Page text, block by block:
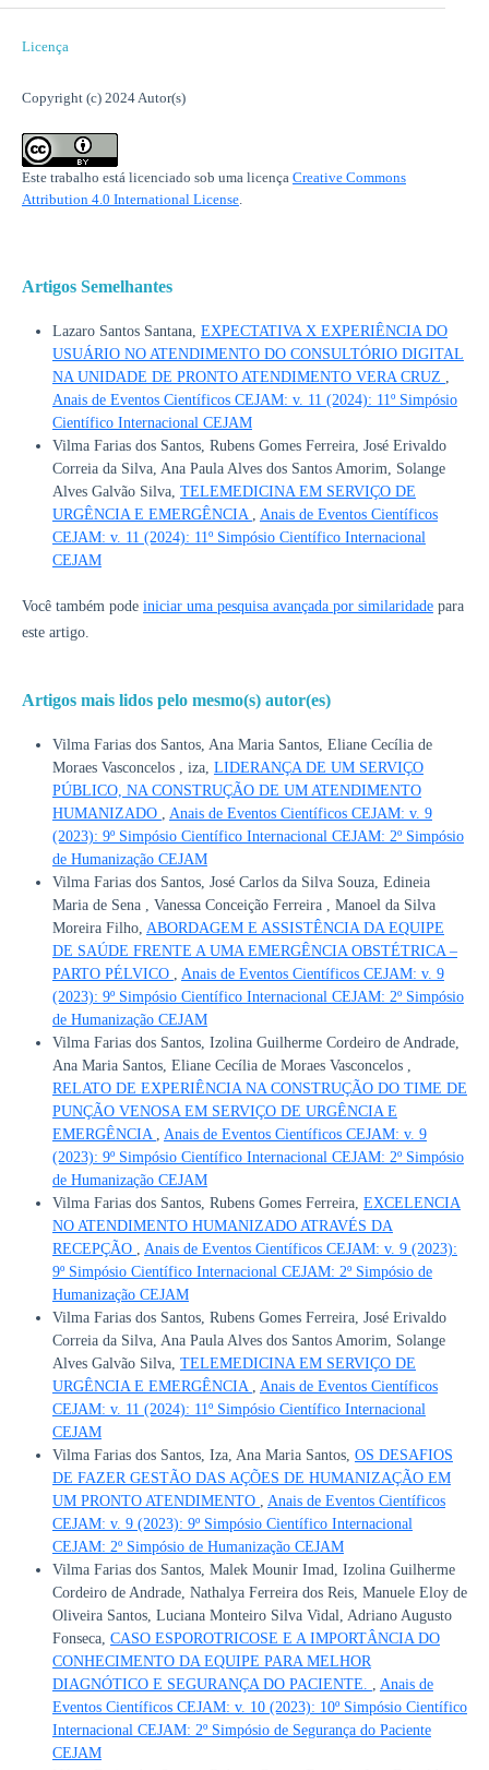
Licença
Copyright (c) 2024 Autor(s)
Este trabalho está licenciado sob uma licença Creative Commons
Attribution 4.0 International License.
Artigos Semelhantes
Lazaro Santos Santana, EXPECTATIVA X EXPERIÊNCIA DO
USUÁRIO NO ATENDIMENTO DO CONSULTÓRIO DIGITAL
NA UNIDADE DE PRONTO ATENDIMENTO VERA CRUZ
Anais de Eventos Científicos CEJAM: v. 11 (2024): 11º Simpósio
Científico Internacional CEJAM
Vilma Farias dos Santos, Rubens Gomes Ferreira, José Erivaldo
Correia da Silva, Ana Paula Alves dos Santos Amorim, Solange
Alves Galvão Silva, TELEMEDICINA EM SERVIÇO DE
URGÊNCIA E EMERGÊNCIA
Anais de Eventos Científicos
CEJAM: v. 11 (2024): 11º Simpósio Científico Internacional
CEJAM
Você também pode iniciar uma pesquisa avançada por similaridadepara
este artigo.
Artigos mais lidos pelo mesmo(s) autor(es)
Vilma Farias dos Santos, Ana Maria Santos, Eliane Cecília de
Moraes Vasconcelos , iza, LIDERANÇA DE UM SERVIÇO
PÚBLICO, NA CONSTRUÇÃO DE UM ATENDIMENTO
HUMANIZADO
Anais de Eventos Científicos CEJAM: v. 9
(2023): 9º Simpósio Científico Internacional CEJAM: 2º Simpósio
de Humanização CEJAM
Vilma Farias dos Santos, José Carlos da Silva Souza, Edineia
Maria de Sena , Vanessa Conceição Ferreira , Manoel da Silva
Moreira Filho, ABORDAGEM E ASSISTÊNCIA DA EQUIPE
DE SAÚDE FRENTE A UMA EMERGÊNCIA OBSTÉTRICA –
PARTO PÉLVICO
Anais de Eventos Científicos CEJAM: v. 9
(2023): 9º Simpósio Científico Internacional CEJAM: 2º Simpósio
de Humanização CEJAM
Vilma Farias dos Santos, Izolina Guilherme Cordeiro de Andrade,
Ana Maria Santos, Eliane Cecília de Moraes Vasconcelos ,
RELATO DE EXPERIÊNCIA NA CONSTRUÇÃO DO TIME DE
PUNÇÃO VENOSA EM SERVIÇO DE URGÊNCIA E
EMERGÊNCIA
Anais de Eventos Científicos CEJAM: v. 9
(2023): 9º Simpósio Científico Internacional CEJAM: 2º Simpósio
de Humanização CEJAM
Vilma Farias dos Santos, Rubens Gomes Ferreira, EXCELENCIA
NO ATENDIMENTO HUMANIZADO ATRAVÉS DA
RECEPÇÃO
Anais de Eventos Científicos CEJAM: v. 9 (2023):
9º Simpósio Científico Internacional CEJAM: 2º Simpósio de
Humanização CEJAM
Vilma Farias dos Santos, Rubens Gomes Ferreira, José Erivaldo
Correia da Silva, Ana Paula Alves dos Santos Amorim, Solange
Alves Galvão Silva, TELEMEDICINA EM SERVIÇO DE
URGÊNCIA E EMERGÊNCIA
Anais de Eventos Científicos
CEJAM: v. 11 (2024): 11º Simpósio Científico Internacional
CEJAM
Vilma Farias dos Santos, Iza, Ana Maria Santos, OS DESAFIOS
DE FAZER GESTÃO DAS AÇÕES DE HUMANIZAÇÃO EM
UM PRONTO ATENDIMENTO
Anais de Eventos Científicos
CEJAM: v. 9 (2023): 9º Simpósio Científico Internacional
CEJAM: 2º Simpósio de Humanização CEJAM
Vilma Farias dos Santos, Malek Mounir Imad, Izolina Guilherme
Cordeiro de Andrade, Nathalya Ferreira dos Reis, Manuele Eloy de
Oliveira Santos, Luciana Monteiro Silva Vidal, Adriano Augusto
Fonseca, CASO ESPOROTRICOSE E A IMPORTÂNCIA DO
CONHECIMENTO DA EQUIPE PARA MELHOR
DIAGNÓTICO E SEGURANÇA DO PACIENTE.
Anais de
Eventos Científicos CEJAM: v. 10 (2023): 10º Simpósio Científico
Internacional CEJAM: 2º Simpósio de Segurança do Paciente
CEJAM